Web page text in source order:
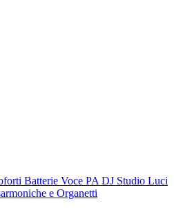
Batterie Voce PA DJ Studio Luci
e Organetti